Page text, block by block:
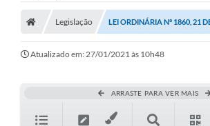
Legislação LEI ORDINÁRIA Nº 1860, 21
Atualizado em: 27/01/2021 às 10h48
ARRASTE PARA VER MAIS